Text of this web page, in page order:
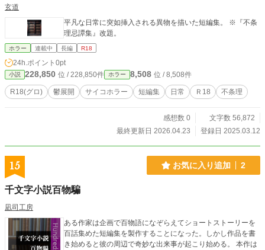
玄道
平凡な日常に突如挿入される異物を描いた短編集。 ※『不条
理忌譚集』改題。
ホラー 連載中 長編 R18
24h.ポイント 0pt
小説 228,850 位 / 228,850件 ホラー 8,508 位 / 8,508件
R18(グロ) 鬱展開 サイコホラー 短編集 日常 Ｒ18 不条理
感想数 0
文字数 56,872
最終更新日 2026.04.23
登録日 2025.03.12
15 お気に入り追加 2
千文字小説百物騙
凪司工房
ある作家は企画で百物語になぞらえてショートストーリーを
百話集めた短編集を製作することになった。しかし作品を書
き始めると彼の周辺で奇妙な出来事が起こり始める。 本作は